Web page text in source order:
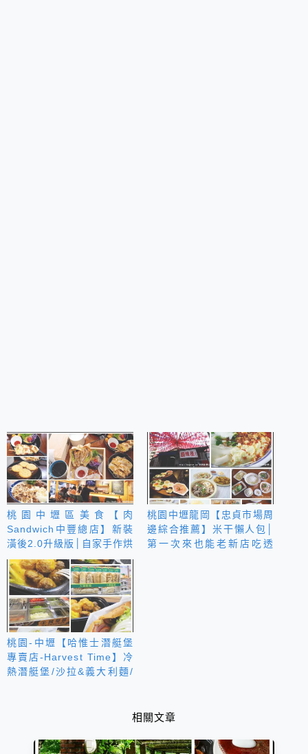
桃園中壢區美食【肉
Sandwich中豐總店】新裝
潢後2.0升級版│自家手作烘
焙吐司│幸福早午餐
桃園中壢龍岡【忠貞市場周
邊綜合推薦】米干懶人包│
第一次來也能老新店吃透
桃園-中壢【哈惟士潛艇堡
專賣店-Harvest Time】冷
熱潛艇堡/沙拉&義大利麵/
相關文章